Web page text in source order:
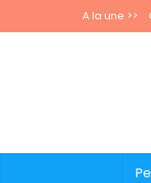
A la une >>